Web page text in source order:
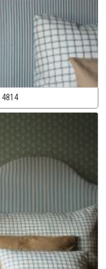
4814